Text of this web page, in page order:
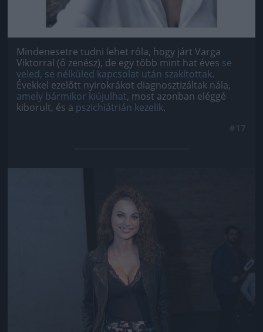
Mindenesetre tudni lehet róla, hogy járt Varga
Viktorral (ő zenész), de egy több mint hat éves se
veled, se nélküled kapcsolat után szakítottak.
Évekkel ezelőtt nyirokrákot diagnosztizáltak nála,
amely bármikor kiújulhat, most azonban eléggé
kiborult, és a pszichiátrián kezelik.